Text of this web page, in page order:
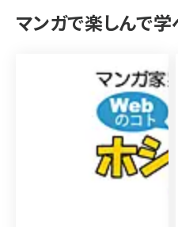
マンガで楽しんで